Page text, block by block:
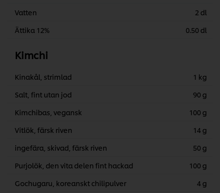
Vatten
2 dl
Ättika 12%
0.50 dl
Kimchi
Kinakål, strimlad
1 kg
Salt, fint utan jod
90 g
Kimchibas, vegansk
100 g
Vitlök, färsk riven
14 g
ingefära, skivad, färsk riven
50 g
Purjolök, den vita delen fint hackad
100 g
Gochugaru, koreanskt chilipulver
4 g